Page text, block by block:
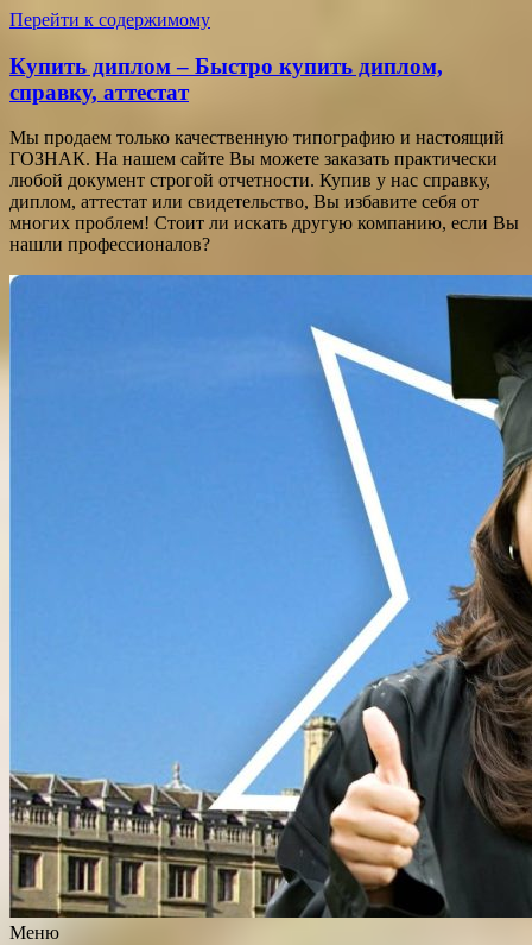
Перейти к содержимому
Купить диплом – Быстро купить диплом,
справку, аттестат
Мы продаем только качественную типографию и настоящий
ГОЗНАК. На нашем сайте Вы можете заказать практически
любой документ строгой отчетности. Купив у нас справку,
диплом, аттестат или свидетельство, Вы избавите себя от
многих проблем! Стоит ли искать другую компанию, если Вы
нашли профессионалов?
Меню